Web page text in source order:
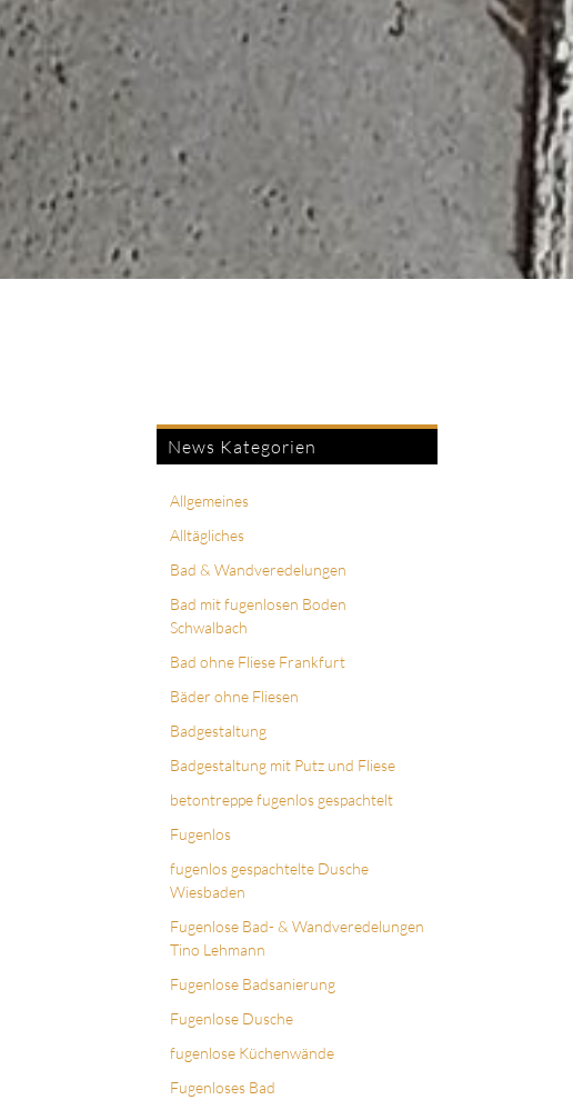
News Kategorien
Allgemeines
Alltägliches
Bad & Wandveredelungen
Bad mit fugenlosen Boden
Schwalbach
Bad ohne Fliese Frankfurt
Bäder ohne Fliesen
Badgestaltung
Badgestaltung mit Putz und Fliese
betontreppe fugenlos gespachtelt
Fugenlos
fugenlos gespachtelte Dusche
Wiesbaden
Fugenlose Bad- & Wandveredelungen
Tino Lehmann
Fugenlose Badsanierung
Fugenlose Dusche
fugenlose Küchenwände
Fugenloses Bad